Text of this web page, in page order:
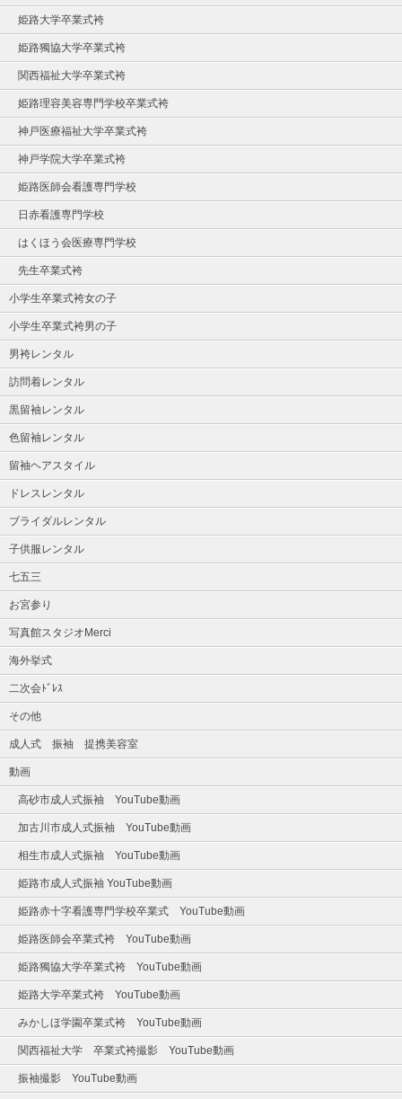
姫路大学卒業式袴
姫路獨協大学卒業式袴
関西福祉大学卒業式袴
姫路理容美容専門学校卒業式袴
神戸医療福祉大学卒業式袴
神戸学院大学卒業式袴
姫路医師会看護専門学校
日赤看護専門学校
はくほう会医療専門学校
先生卒業式袴
小学生卒業式袴女の子
小学生卒業式袴男の子
男袴レンタル
訪問着レンタル
黒留袖レンタル
色留袖レンタル
留袖ヘアスタイル
ドレスレンタル
ブライダルレンタル
子供服レンタル
七五三
お宮参り
写真館スタジオMerci
海外挙式
二次会ﾄﾞﾚｽ
その他
成人式 振袖 提携美容室
動画
高砂市成人式振袖 YouTube動画
加古川市成人式振袖 YouTube動画
相生市成人式振袖 YouTube動画
姫路市成人式振袖 YouTube動画
姫路赤十字看護専門学校卒業式 YouTube動画
姫路医師会卒業式袴 YouTube動画
姫路獨協大学卒業式袴 YouTube動画
姫路大学卒業式袴 YouTube動画
みかしほ学園卒業式袴 YouTube動画
関西福祉大学 卒業式袴撮影 YouTube動画
振袖撮影 YouTube動画